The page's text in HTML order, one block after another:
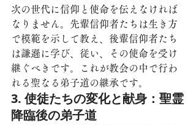
次の世代に信仰と使命を伝えなければ
なりません。先輩信仰者たちは生き方
で模範を示して教え、後輩信仰者たち
は謙遜に学び、従い、その使命を受け
継ぐべきです。これが教会の中で行わ
れる聖なる弟子道の継承です。
3. 使徒たちの変化と献身：聖霊
降臨後の弟子道